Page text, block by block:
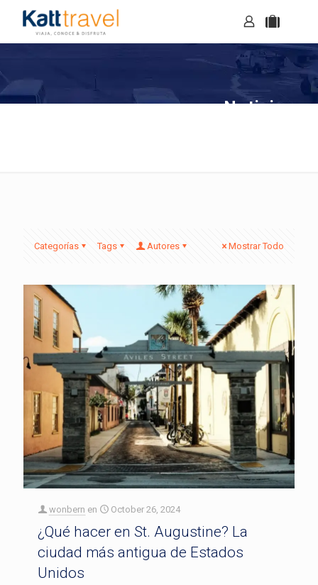
Noticias
Categorías Tags Autores Mostrar Todo
wonbern en October 26, 2024
¿Qué hacer en St. Augustine? La
ciudad más antigua de Estados
Unidos